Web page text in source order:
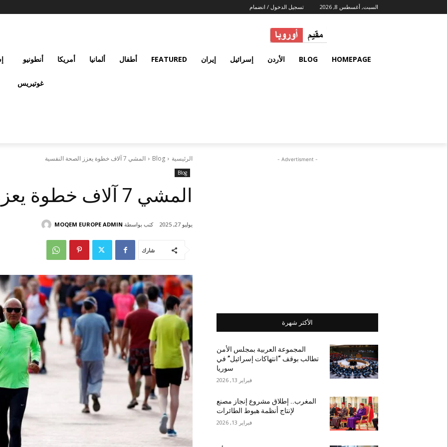
السبت, أغسطس 8, 2026 تسجيل الدخول / انضمام
HOMEPAGE
BLOG الأردن إسرائيل إيران FEATURED أطفال ألمانيا أمريكا أنطونيو
غوتيريس
الرئيسية Blog المشي 7 آلاف خطوة يعزز الصحة النفسية
Blog
المشي 7 آلاف خطوة يعزز الصحة النفسية
يوليو 27, 2025 كتب بواسطة MOQEM EUROPE ADMIN
شارك
- Advertisment -
الأكثر شهرة
المجموعة العربية بمجلس الأمن
تطالب بوقف “انتهاكات إسرائيل” في
سوريا
فبراير 13, 2026
المغرب.. إطلاق مشروع إنجاز مصنع
لإنتاج أنظمة هبوط الطائرات
فبراير 13, 2026